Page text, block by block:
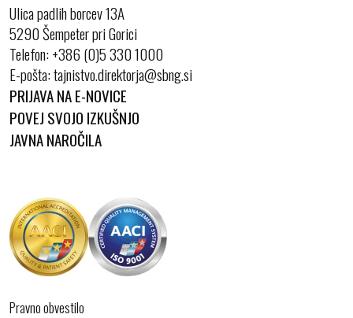
Ulica padlih borcev 13A
5290 Šempeter pri Gorici
Telefon:+386 (0)5 330 1000
E-pošta:
PRIJAVA NA E-NOVICE
POVEJ SVOJO IZKUŠNJO
JAVNA NAROČILA
Pravno obvestilo